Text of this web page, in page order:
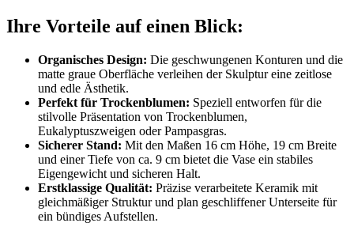
Ihre Vorteile auf einen Blick:
Organisches Design: Die geschwungenen Konturen und die
matte graue Oberfläche verleihen der Skulptur eine zeitlose
und edle Ästhetik.
Perfekt für Trockenblumen: Speziell entworfen für die
stilvolle Präsentation von Trockenblumen,
Eukalyptuszweigen oder Pampasgras.
Sicherer Stand: Mit den Maßen 16 cm Höhe, 19 cm Breite
und einer Tiefe von ca. 9 cm bietet die Vase ein stabiles
Eigengewicht und sicheren Halt.
Erstklassige Qualität: Präzise verarbeitete Keramik mit
gleichmäßiger Struktur und plan geschliffener Unterseite für
ein bündiges Aufstellen.